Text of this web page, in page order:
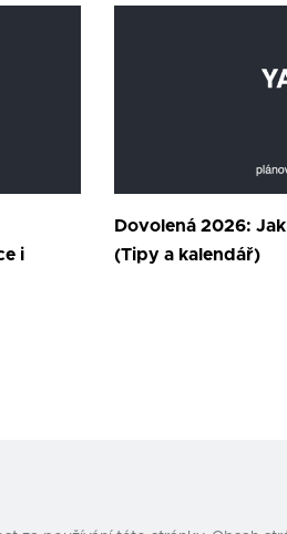
i
Dovolená 2026:
(Tipy a kalendář)